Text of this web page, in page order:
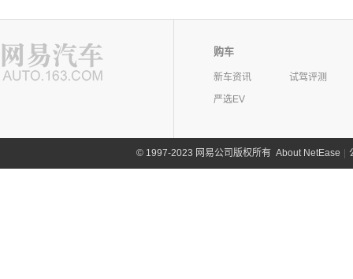
购车
新车资讯
试驾评测
严选EV
©1997-2023 网易公司版权所有 About NetEase